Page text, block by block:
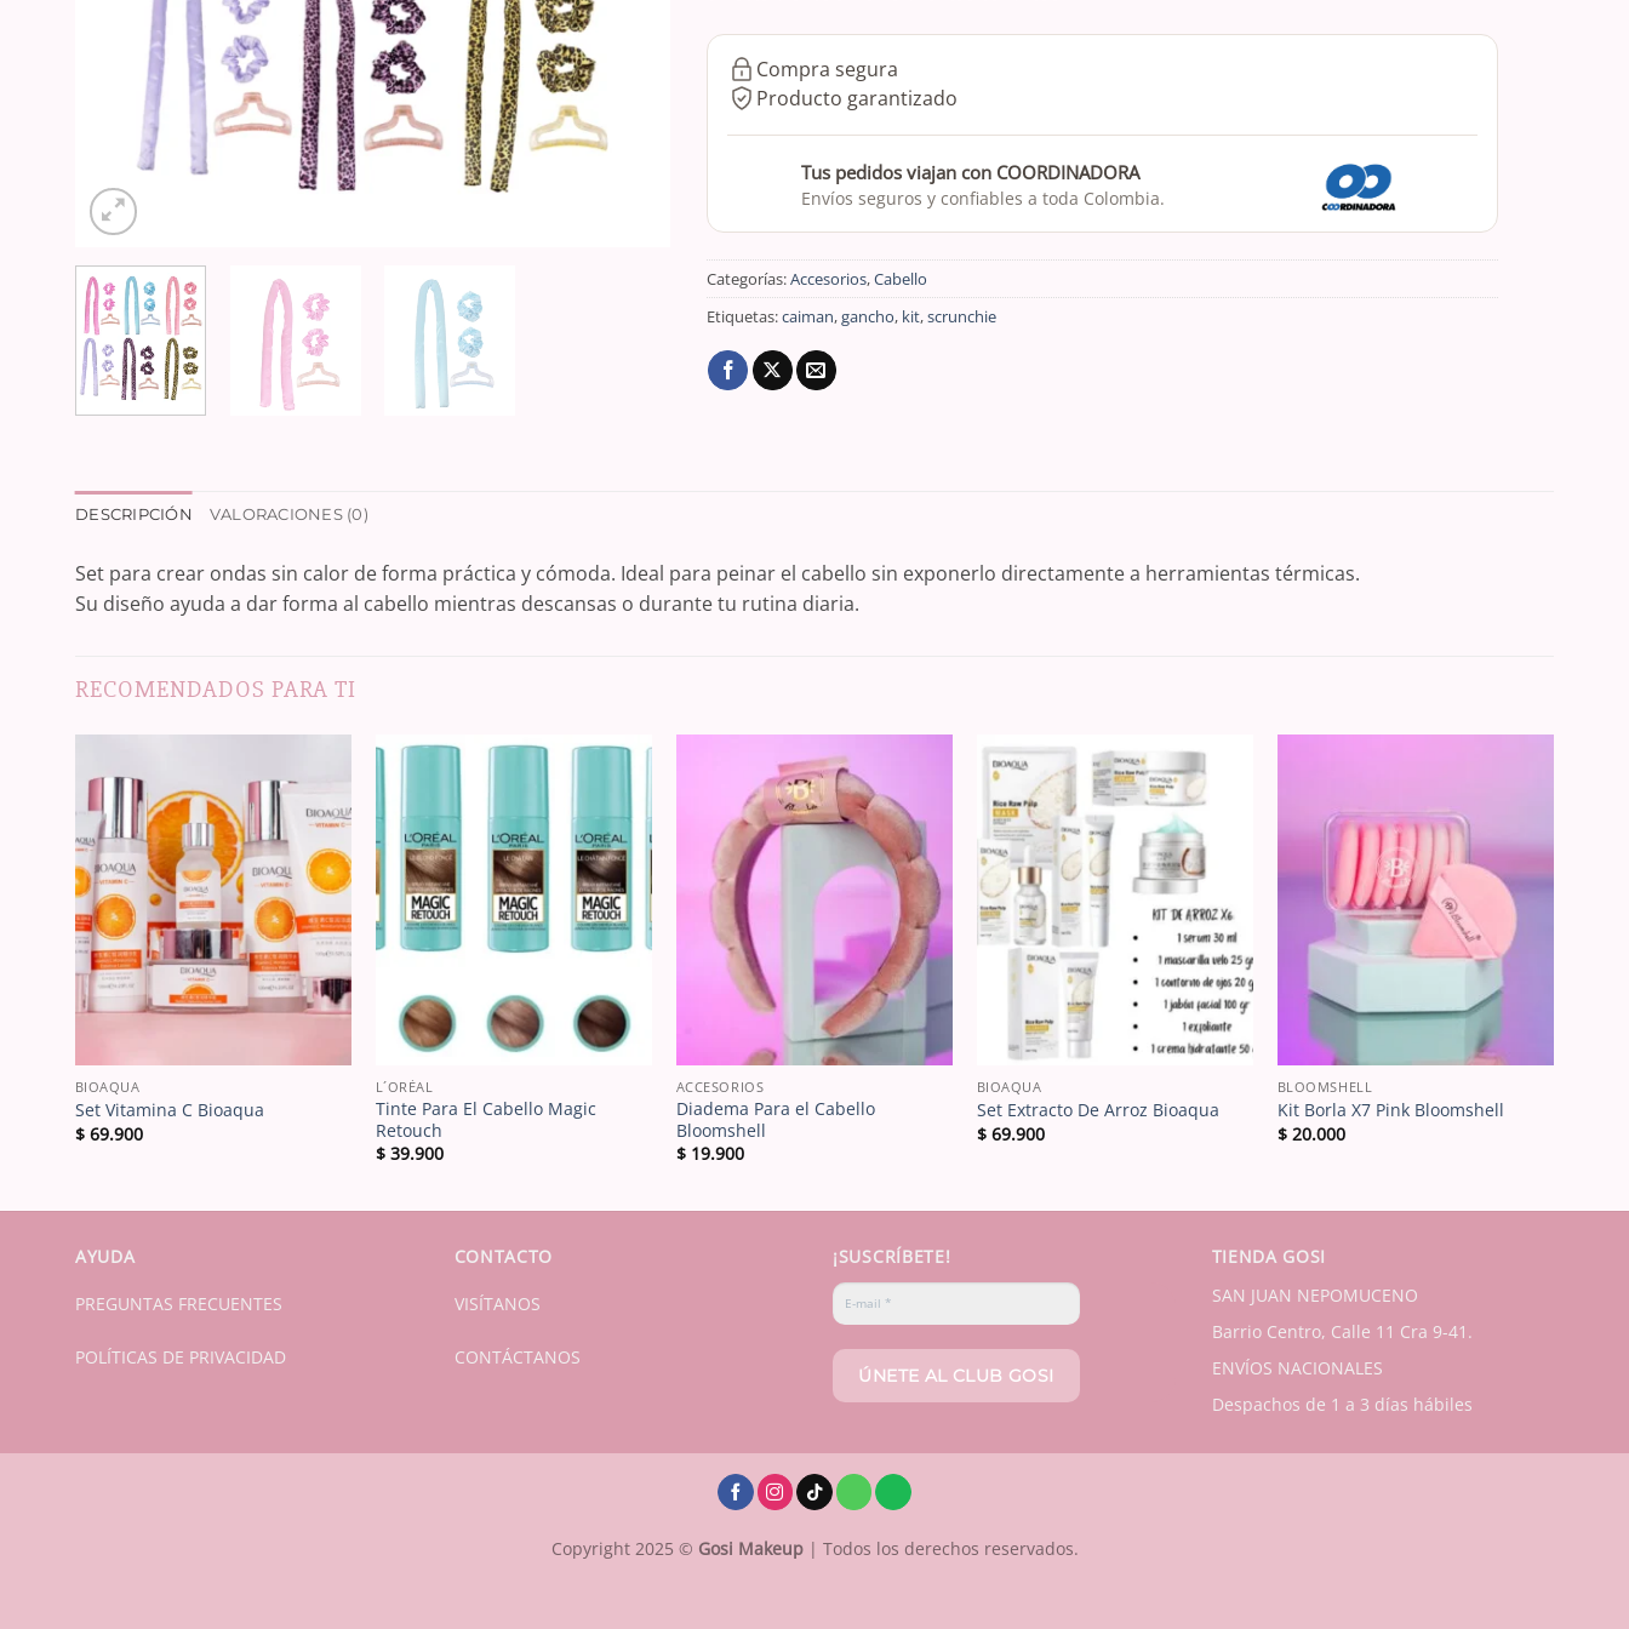
Compra segura
Producto garantizado
Tus pedidos viajan con COORDINADORA
Envíos seguros y confiables a toda Colombia.
Categorías:Accesorios,Cabello
Etiquetas:caiman,gancho, kit,scrunchie
DESCRIPCIÓN VALORACIONES (0)
Set para crear ondas sin calor de forma práctica y cómoda. Ideal para peinar el cabello sin exponerlo directamente a herramientas térmicas.
Su diseño ayuda a dar forma al cabello mientras descansas o durante tu rutina diaria.
RECOMENDADOS PARA TI
BIOAQUA
Set Vitamina C Bioaqua
$69.900
L´ORÉAL
Tinte Para El Cabello Magic
Retouch
$39.900
ACCESORIOS
Diadema Para el Cabello
Bloomshell
$19.900
BIOAQUA
Set Extracto De Arroz Bioaqua
$69.900
BLOOMSHELL
Kit Borla X7 Pink Bloomshell
$20.000
AYUDA
PREGUNTAS FRECUENTES
POLÍTICAS DE PRIVACIDAD
CONTACTO
VISÍTANOS
CONTÁCTANOS
¡SUSCRÍBETE!
TIENDA GOSI
SAN JUAN NEPOMUCENO
Barrio Centro, Calle 11 Cra 9-41.
ENVÍOS NACIONALES
Despachos de 1 a 3 días hábiles
Copyright 2025 © Gosi Makeup | Todos los derechos reservados.